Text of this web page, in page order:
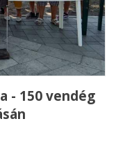
- 150 vendég